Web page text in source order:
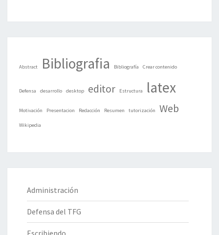
Abstract Bibliografia Bibliografía Crear contenido
Defensa desarrollo desktop editor Estructura latex
Motivación Presentacion Redacción Resumen tutorización Web
Wikipedia
Administración
Defensa del TFG